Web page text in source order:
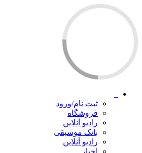
ثبت نام/ورود
فروشگاه
رادیو آنلاین
بانک موسیقی
رادیو آنلاین
اخبار